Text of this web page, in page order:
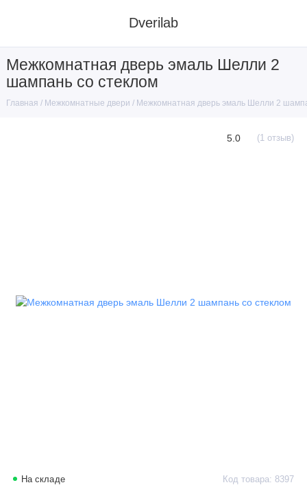
Dverilab
Межкомнатная дверь эмаль Шелли 2
шампань со стеклом
Главная Межкомнатные двери Межкомнатная дверь эмаль Шелли 2
5.0 (1 отзыв)
На складе Код товара: 8397